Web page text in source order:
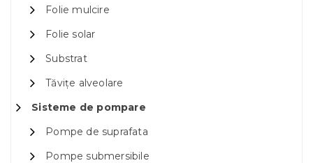
Folie mulcire
Folie solar
Substrat
Tăvițe alveolare
Sisteme de pompare
Pompe de suprafata
Pompe submersibile